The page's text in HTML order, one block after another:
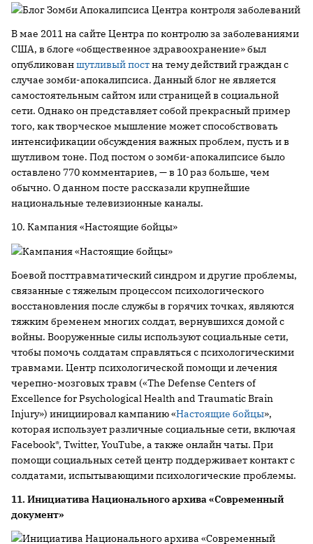
В мае 2011 на сайте Центра по контролю за заболеваниями
США, в блоге «общественное здравоохранение» был
опубликованшутливый постна тему действий граждан с
случае зомби-апокалипсиса. Данный блог не является
самостоятельным сайтом или страницей в социальной
сети. Однако он представляет собой прекрасный пример
того, как творческое мышление может способствовать
интенсификации обсуждения важных проблем, пусть и в
шутливом тоне. Под постом о зомби-апокалипсисе было
оставлено 770 комментариев, — в 10 раз больше, чем
обычно. О данном посте рассказали крупнейшие
национальные телевизионные каналы.
10. Кампания «Настоящие бойцы»
Боевой посттравматический синдром и другие проблемы,
связанные с тяжелым процессом психологического
восстановления после службы в горячих точках, являются
тяжким бременем многих солдат, вернувшихся домой с
войны. Вооруженные силы используют социальные сети,
чтобы помочь солдатам справляться с психологическими
травмами. Центр психологической помощи и лечения
черепно-мозговых травм («The Defense Centers of
Excellence for Psychological Health and Traumatic Brain
Injury») инициировал кампанию «Настоящие бойцы»,
которая использует различные социальные сети, включая
Facebook*, Twitter, YouTube, а также онлайн чаты. При
помощи социальных сетей центр поддерживает контакт с
солдатами, испытывающими психологические проблемы.
11. Инициатива Национального архива «Современный
документ»